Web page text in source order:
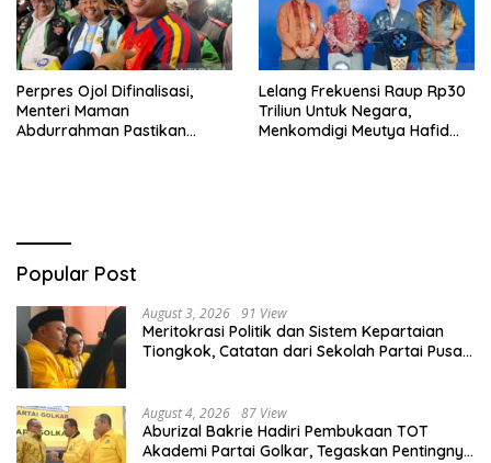
Perpres Ojol Difinalisasi,
Menteri Maman
Abdurrahman Pastikan
Lelang Frekuensi Raup Rp30
Triliun Untuk Negara,
Menkomdigi Meutya Hafid
Popular Post
August 3, 2026 91 View
Meritokrasi Politik dan Sistem Kepartaian
Tiongkok, Catatan dari Sekolah Partai Pusat
August 4, 2026 87 View
Aburizal Bakrie Hadiri Pembukaan TOT
Akademi Partai Golkar, Tegaskan Pentingnya